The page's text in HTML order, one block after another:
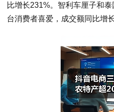
比增长231%。智利车厘子和
台消费者喜爱，成交额同比增